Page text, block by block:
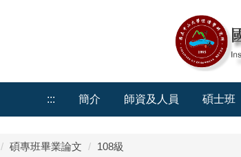
::: 簡介 師資及人員 碩士班
碩專班畢業論文 108級